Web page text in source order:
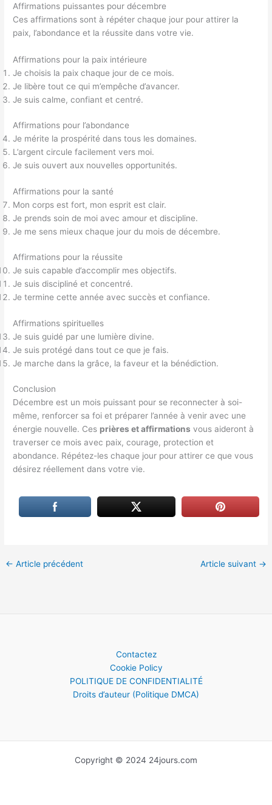
Affirmations puissantes pour décembre
Ces affirmations sont à répéter chaque jour pour attirer la
paix, l’abondance et la réussite dans votre vie.
Affirmations pour la paix intérieure
Je choisis la paix chaque jour de ce mois.
Je libère tout ce qui m’empêche d’avancer.
Je suis calme, confiant et centré.
Affirmations pour l’abondance
Je mérite la prospérité dans tous les domaines.
L’argent circule facilement vers moi.
Je suis ouvert aux nouvelles opportunités.
Affirmations pour la santé
Mon corps est fort, mon esprit est clair.
Je prends soin de moi avec amour et discipline.
Je me sens mieux chaque jour du mois de décembre.
Affirmations pour la réussite
Je suis capable d’accomplir mes objectifs.
Je suis discipliné et concentré.
Je termine cette année avec succès et confiance.
Affirmations spirituelles
Je suis guidé par une lumière divine.
Je suis protégé dans tout ce que je fais.
Je marche dans la grâce, la faveur et la bénédiction.
Conclusion
Décembre est un mois puissant pour se reconnecter à soi-
même, renforcer sa foi et préparer l’année à venir avec une
énergie nouvelle. Ces prières et affirmations vous aideront à
traverser ce mois avec paix, courage, protection et
abondance. Répétez-les chaque jour pour attirer ce que vous
désirez réellement dans votre vie.
← Article précédent Article suivant →
Contactez
Cookie Policy
POLITIQUE DE CONFIDENTIALITÉ
Droits d’auteur (Politique DMCA)
Copyright © 2024 24jours.com